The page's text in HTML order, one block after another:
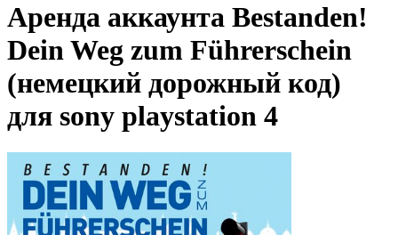
Аренда аккаунта Bestanden!
Dein Weg zum Führerschein
(немецкий дорожный код)
для sony playstation 4